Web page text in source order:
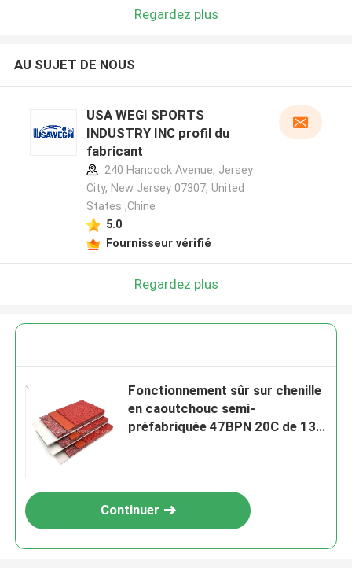
Regardez plus
AU SUJET DE NOUS
USA WEGI SPORTS
INDUSTRY INC profil du
fabricant
240 Hancock Avenue, Jersey
City, New Jersey 07307, United
States ,Chine
5.0
Fournisseur vérifié
Regardez plus
Fonctionnement sûr sur chenille
en caoutchouc semi-
préfabriquée 47BPN 20C de 13
Continuer